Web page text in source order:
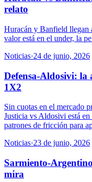
relato
Huracán y Banfield llegan
valor está en el under, la
Noticias·24 de junio, 2026
Defensa-Aldosivi: la
1X2
Sin cuotas en el mercado
Justicia vs Aldosivi está
patrones de fricción para
Noticias·23 de junio, 2026
Sarmiento-
mira